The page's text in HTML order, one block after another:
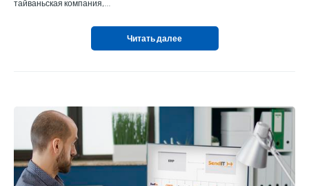
тайваньская компания,…
Читать далее